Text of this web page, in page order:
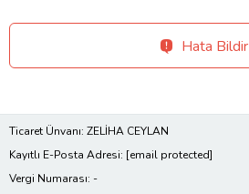
Hata Bildir
Ticaret Ünvanı: ZELİHA CEYLAN
Kayıtlı E-Posta Adresi: [email protected]
Vergi Numarası: -